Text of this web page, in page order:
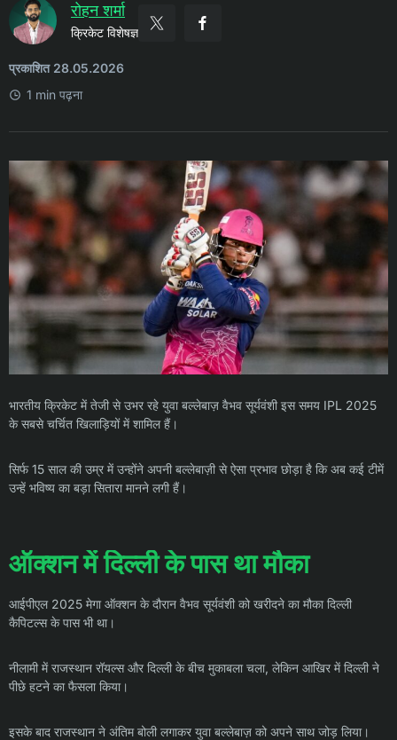
रोहन शर्मा
क्रिकेट विशेषज्ञ
प्रकाशित 28.05.2026
1 min पढ़ना
भारतीय क्रिकेट में तेजी से उभर रहे युवा बल्लेबाज़ वैभव सूर्यवंशी इस समय IPL 2025
के सबसे चर्चित खिलाड़ियों में शामिल हैं।
सिर्फ 15 साल की उम्र में उन्होंने अपनी बल्लेबाज़ी से ऐसा प्रभाव छोड़ा है कि अब कई टीमें
उन्हें भविष्य का बड़ा सितारा मानने लगी हैं।
ऑक्शन में दिल्ली के पास था मौका
आईपीएल 2025 मेगा ऑक्शन के दौरान वैभव सूर्यवंशी को खरीदने का मौका दिल्ली
कैपिटल्स के पास भी था।
नीलामी में राजस्थान रॉयल्स और दिल्ली के बीच मुकाबला चला, लेकिन आखिर में दिल्ली ने
पीछे हटने का फैसला किया।
इसके बाद राजस्थान ने अंतिम बोली लगाकर युवा बल्लेबाज़ को अपने साथ जोड़ लिया।